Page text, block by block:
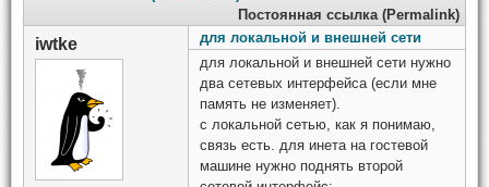
Постоянная ссылка (Permalink)
iwtke
для локальной и внешней сети
для локальной и внешней сети нужно
два сетевых интерфейса (если мне
память не изменяет).
с локальной сетью, как я понимаю,
связь есть. для инета на гостевой
машине нужно поднять второй